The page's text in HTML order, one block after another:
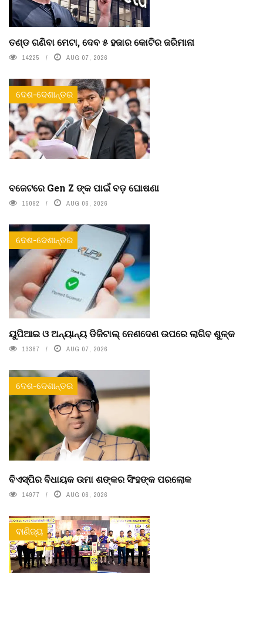
ତଣ୍ଡ ଗଣିବା ମେଟା, ଦେବ ୫ ହଜାର କୋଟିର ଜରିମାନା
14225 AUG 07, 2026
ଦେଶ-ଦେଶାନ୍ତର
ବଜେଟରେ Gen Z ଙ୍କ ପାଇଁ ବଡ଼ ଘୋଷଣା
15092 AUG 06, 2026
ଦେଶ-ଦେଶାନ୍ତର
ୟୁପିଆଇ ଓ ଅନ୍ୟାନ୍ୟ ଡିଜିଟାଲ୍ ନେଣଦେଣ ଉପରେ ଲାଗିବ ଶୁଳ୍କ
13387 AUG 07, 2026
ଦେଶ-ଦେଶାନ୍ତର
ବିଏସ୍‌ପିର ବିଧାୟକ ଉମା ଶଙ୍କର ସିଂହଙ୍କ ପରଲୋକ
14977 AUG 06, 2026
ବାଣିଜ୍ୟ